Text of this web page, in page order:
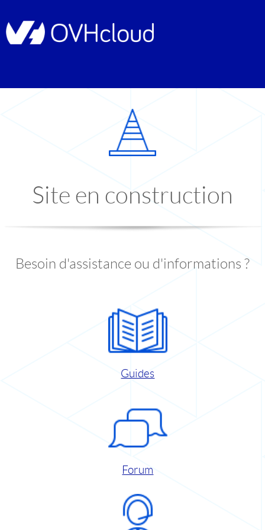
Site en construction
Besoin d'assistance ou d'informations ?
Guides
Forum